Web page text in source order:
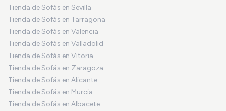
Tienda de Sofás en Sevilla
Tienda de Sofás en Tarragona
Tienda de Sofás en Valencia
Tienda de Sofás en Valladolid
Tienda de Sofás en Vitoria
Tienda de Sofás en Zaragoza
Tienda de Sofás en Alicante
Tienda de Sofás en Murcia
Tienda de Sofás en Albacete